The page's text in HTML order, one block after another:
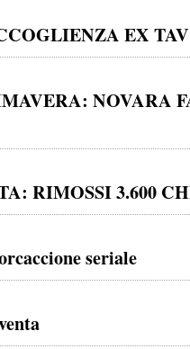
EX TAV
NOVARA
RIMOSSI 3.600
seriale